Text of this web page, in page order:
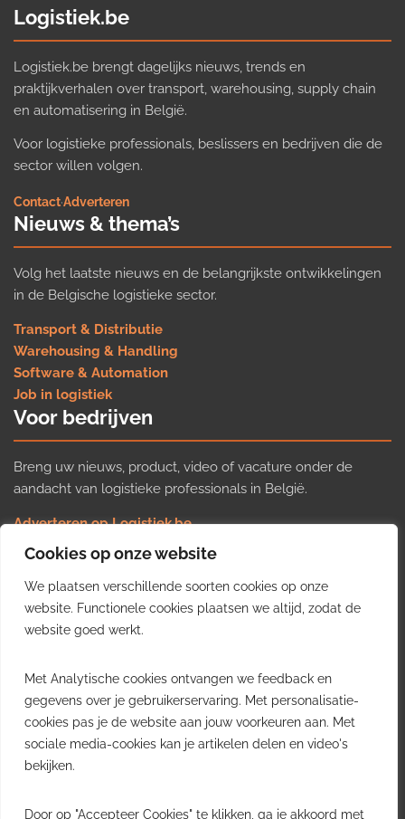
Cookies op onze website
We plaatsen verschillende soorten cookies op onze
website. Functionele cookies plaatsen we altijd, zodat de
website goed werkt.
Met Analytische cookies ontvangen we feedback en
gegevens over je gebruikerservaring. Met personalisatie-
cookies pas je de website aan jouw voorkeuren aan. Met
sociale media-cookies kan je artikelen delen en video's
bekijken.
Door op "Accepteer Cookies" te klikken, ga je akkoord met
Logistiek.be
Logistiek.be brengt dagelijks nieuws, trends en
praktijkverhalen over transport, warehousing, supply chain
en automatisering in België.
Voor logistieke professionals, beslissers en bedrijven die de
sector willen volgen.
Contact·Adverteren
Nieuws & thema’s
Volg het laatste nieuws en de belangrijkste ontwikkelingen
in de Belgische logistieke sector.
Transport & Distributie
Warehousing & Handling
Software & Automation
Job in logistiek
Voor bedrijven
Breng uw nieuws, product, video of vacature onder de
aandacht van logistieke professionals in België.
Adverteren op Logistiek.be
Nieuws insturen
Uw video op Logistiek.TV
Job plaatsen
Gratis wekelijkse update
inzichten uit de Belgische logistieke sector in uw inbox.
Ontvang je gratis
wekelijkse update
Uitschrijven kan altijd.